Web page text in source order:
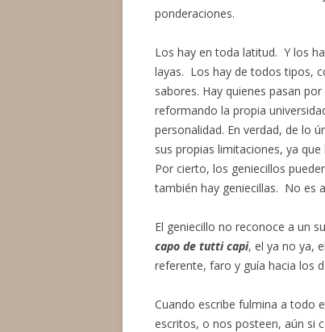
ponderaciones.
Los hay en toda latitud. Y los
layas. Los hay de todos tipos,
sabores. Hay quienes pasan
reformando la propia
personalidad. En verdad, de lo
sus propias limitaciones, ya
Por cierto, los geniecillos
también hay geniecillas. No es
El geniecillo no reconoce a un
capo de tutti capi, el ya no ya, el
referente, faro y guía hacia los
Cuando escribe fulmina a todo
escritos, o nos posteen, aún si